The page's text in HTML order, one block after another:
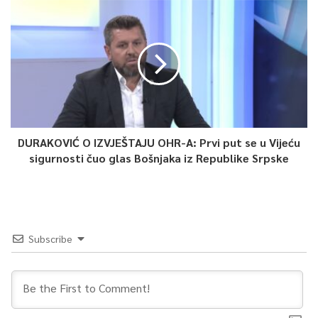
DURAKOVIĆ O IZVJEŠTAJU OHR-A: Prvi put se u Vijeću
sigurnosti čuo glas Bošnjaka iz Republike Srpske
Subscribe